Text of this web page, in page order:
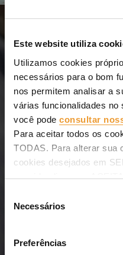
Este website utiliza
Utilizamos cookies
necessários para o bom
nos permitem analisar a
várias funcionalidades
você pode consultar
Para aceitar todos os
TODAS. Para alterar sua
cookies desejados em
seguida clique em
Necessários
Preferências
Assistência
sua equipe
Para que consiga
das nossas
andaimes
Seguir lendo
A equipe de
Estamos contigo